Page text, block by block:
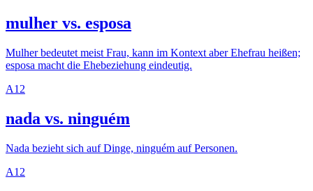
mulher vs. esposa
Mulher bedeutet meist Frau, kann im Kontext aber Ehefrau heißen;
esposa macht die Ehebeziehung eindeutig.
A1 2
nada vs. ninguém
Nada bezieht sich auf Dinge, ninguém auf Personen.
A1 2